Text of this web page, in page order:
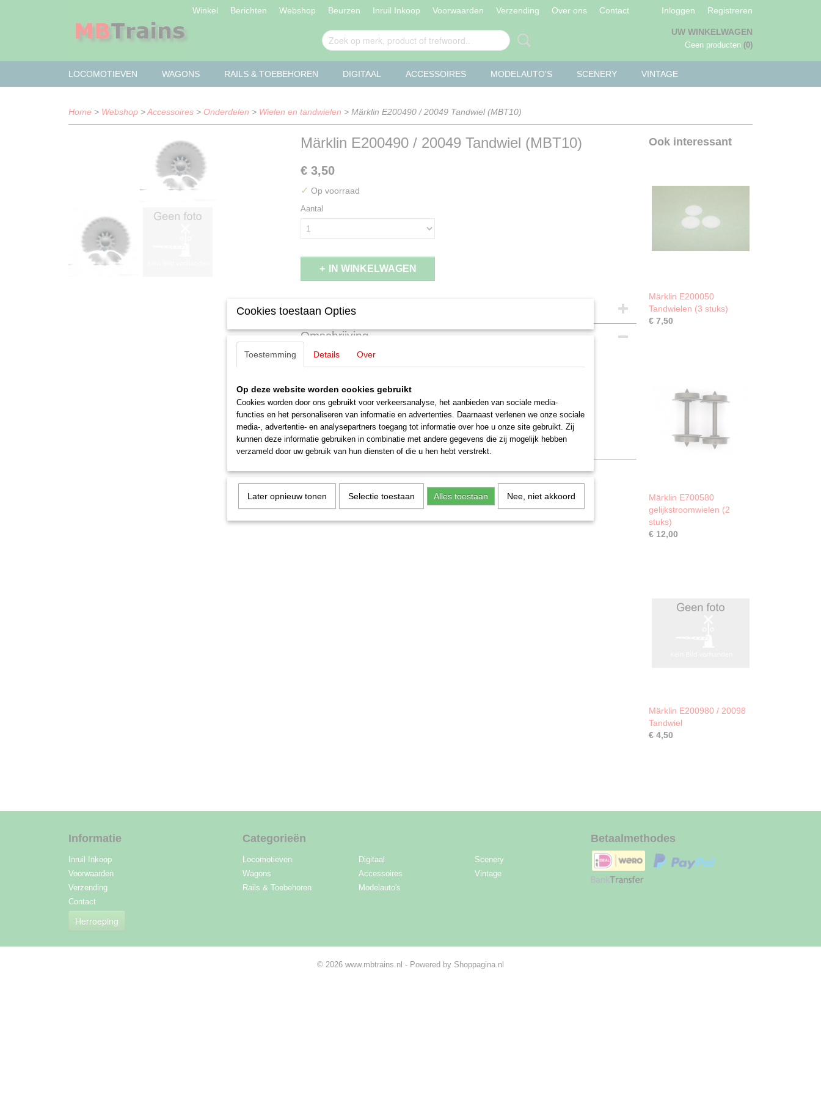
Winkel Berichten Webshop Beurzen Inruil Inkoop Voorwaarden Verzending Over ons Contact Inloggen Registreren
UW WINKELWAGEN
Geen producten (0)
LOCOMOTIEVEN WAGONS RAILS & TOEBEHOREN DIGITAAL ACCESSOIRES MODELAUTO'S SCENERY VINTAGE
Home > Webshop >Accessoires > Onderdelen > Wielen en tandwielen > Märklin E200490 / 20049 Tandwiel (MBT10)
Märklin E200490 / 20049 Tandwiel (MBT10)
€ 3,50
✓ Op voorraad
Aantal
IN WINKELWAGEN
Specificaties
Productcode leverancier
E200490
Schaal
Staat
Omschrijving
Märklin E200490 / 20049 Tandwiel
Z=33/12
kunststof
1 stuks
uitverkocht bij Märklin
Ook interessant
Märklin E200050
Tandwielen (3 stuks)
€ 7,50
Märklin E700580
gelijkstroomwielen (2
stuks)
€ 12,00
Märklin E200980 / 20098
Tandwiel
€ 4,50
Informatie
Inruil Inkoop
Voorwaarden
Verzending
Contact
Herroeping
Categorieën
Locomotieven
Wagons
Rails & Toebehoren
Digitaal
Accessoires
Modelauto's
Scenery
Vintage
Betaalmethodes
© 2026 www.mbtrains.nl - Powered by Shoppagina.nl
Cookies toestaan Opties
Toestemming Details Over
Op deze website worden cookies gebruikt
Cookies worden door ons gebruikt voor verkeersanalyse, het aanbieden van sociale media-
functies en het personaliseren van informatie en advertenties. Daarnaast verlenen we onze sociale
media-, advertentie- en analysepartners toegang tot informatie over hoe u onze site gebruikt. Zij
kunnen deze informatie gebruiken in combinatie met andere gegevens die zij mogelijk hebben
verzameld door uw gebruik van hun diensten of die u hen hebt verstrekt.
Later opnieuw tonen Selectie toestaan Alles toestaan Nee, niet akkoord